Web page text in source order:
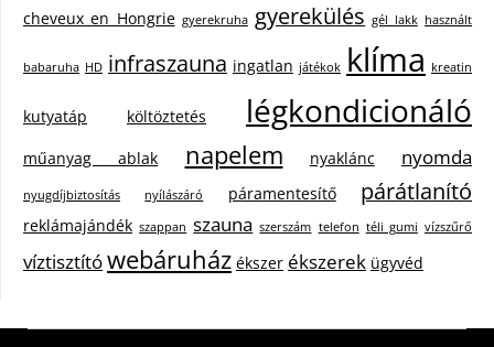
cheveux en Hongrie gyerekruha gyerekülés gél lakk használt
babaruha HD infraszauna ingatlan játékok klíma kreatin
kutyatáp költöztetés légkondicionáló
műanyag ablak napelem nyaklánc nyomda
nyugdíjbiztosítás nyílászáró páramentesítő párátlanító
reklámajándék szappan szauna szerszám telefon téli gumi vízszűrő
víztisztítówebáruház ékszer ékszerek ügyvéd